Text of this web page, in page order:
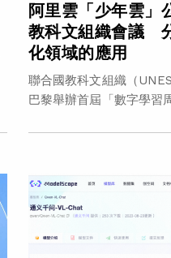
阿里雲「少年雲」
教科文組織會議
化領域的應用
聯合國教科文組織（
巴黎舉辦首屆「數字學習